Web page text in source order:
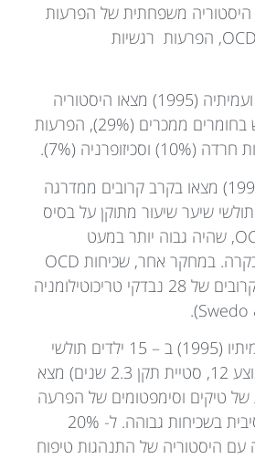
היסטוריה משפחתית של הפרעות
מנטליות, בייחוד של OCD, הפרעות רגשיות
מחקרם של Cohen ועמיתיה (1995) מצאו היסטוריה
משפחתית של שימוש בחומרים ממכרים (29%), הפרעות
Lenane ועמיתיו (1992) מצאו בקרב קרובים ממדרגה
שיער שיעור מתוקן על בסיס
גיל של 6.4% של OCD, שהיה גבוה יותר במעט
מהשיעור בקבוצת הבקרה. במחקר אחר, שכיחות OCD
נמצאה בקרב 5% מקרובים של 28 נבדקי טריכוטילומניה
מחקרם של King ועמיתיו (1995) ב – 15 ילדים תולשי
שיער כרונים (גיל ממוצע 12, סטיית תקן 2.3 שנים) מצא
טיקים וסימפטומים של הפרעה
אובססיבית- קומפולסיבית בשכיחות גבוהה. ל- 20%
עם היסטוריה של התנהגות טיפוח